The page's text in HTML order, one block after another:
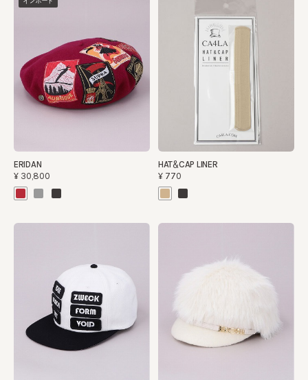
ERIDAN
¥30,800
HAT＆CAP LINER
¥770